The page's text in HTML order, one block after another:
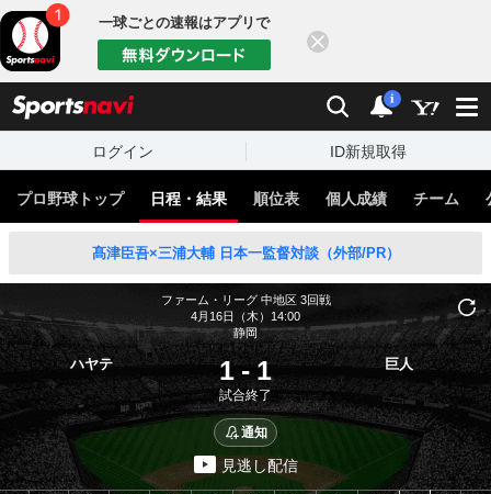
一球ごとの速報はアプリで
検索 通知
i
ログイン ID新規取得
プロ野球トップ 日程・結果 順位表 個人成績 チーム
髙津臣吾×三浦大輔 日本一監督対談（外部/PR）
ファーム・リーグ 中地区 3回戦
4月16日（木）14:00
静岡
ハヤテ 1 - 1
試合終了
巨人
通知
見逃し配信